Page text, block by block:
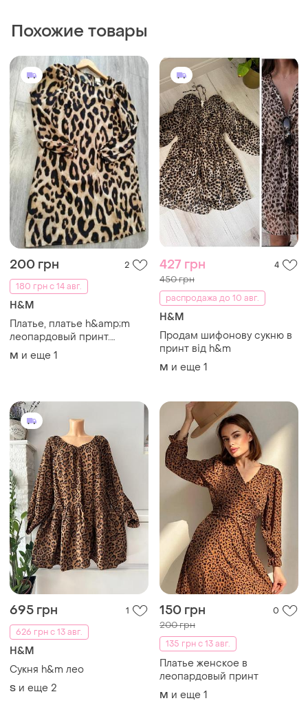
Похожие товары
200 грн
2
180 грн с 14 авг.
H&M
Платье, платье h&amp;m
леопардовый принт.
состояние идеальное.
M и еще 1
427 грн 4
450 грн
распродажа до 10 авг.
H&M
Продам шифонову сукню в
принт від h&m
M и еще 1
695 грн
1
626 грн с 13 авг.
H&M
Cукня h&m лео
S и еще 2
150 грн 0
200 грн
135 грн с 13 авг.
Платье женское в
леопардовый принт
M и еще 1